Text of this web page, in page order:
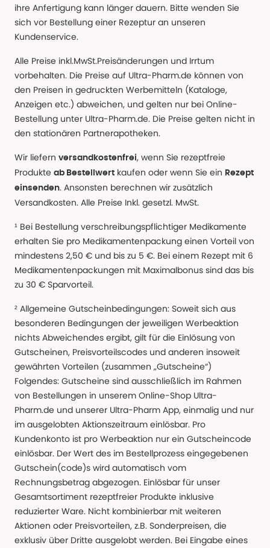
ihre Anfertigung kann länger dauern. Bitte wenden Sie
sich vor Bestellung einer Rezeptur an unseren
Kundenservice.
Alle Preise inkl.MwSt.Preisänderungen und Irrtum
vorbehalten. Die Preise auf Ultra-Pharm.de können von
den Preisen in gedruckten Werbemitteln (Kataloge,
Anzeigen etc.) abweichen, und gelten nur bei Online-
Bestellung unter Ultra-Pharm.de. Die Preise gelten nicht in
den stationären Partnerapotheken.
Wir liefern versandkostenfrei, wenn Sie rezeptfreie
Produkte ab Bestellwert kaufen oder wenn Sie ein Rezept
einsenden. Ansonsten berechnen wir zusätzlich
Versandkosten. Alle Preise Inkl. gesetzl. MwSt.
¹ Bei Bestellung verschreibungspflichtiger Medikamente
erhalten Sie pro Medikamentenpackung einen Vorteil von
mindestens 2,50 € und bis zu 5 €. Bei einem Rezept mit 6
Medikamentenpackungen mit Maximalbonus sind das bis
zu 30 € Sparvorteil.
² Allgemeine Gutscheinbedingungen: Soweit sich aus
besonderen Bedingungen der jeweiligen Werbeaktion
nichts Abweichendes ergibt, gilt für die Einlösung von
Gutscheinen, Preisvorteilscodes und anderen insoweit
gewährten Vorteilen (zusammen „Gutscheine“)
Folgendes: Gutscheine sind ausschließlich im Rahmen
von Bestellungen in unserem Online-Shop Ultra-
Pharm.de und unserer Ultra-Pharm App, einmalig und nur
im ausgelobten Aktionszeitraum einlösbar. Pro
Kundenkonto ist pro Werbeaktion nur ein Gutscheincode
einlösbar. Der Wert des im Bestellprozess eingegebenen
Gutschein(code)s wird automatisch vom
Rechnungsbetrag abgezogen. Einlösbar für unser
Gesamtsortiment rezeptfreier Produkte inklusive
reduzierter Ware. Nicht kombinierbar mit weiteren
Aktionen oder Preisvorteilen, z.B. Sonderpreisen, die
exklusiv über Dritte ausgelobt werden. Bei Eingabe eines